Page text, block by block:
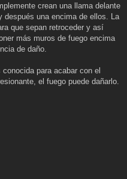
crean una llama delante
después una encima de ellos. La
que sepan retroceder y así
más muros de fuego encima
de daño.
para acabar con el
el fuego puede dañarlo.